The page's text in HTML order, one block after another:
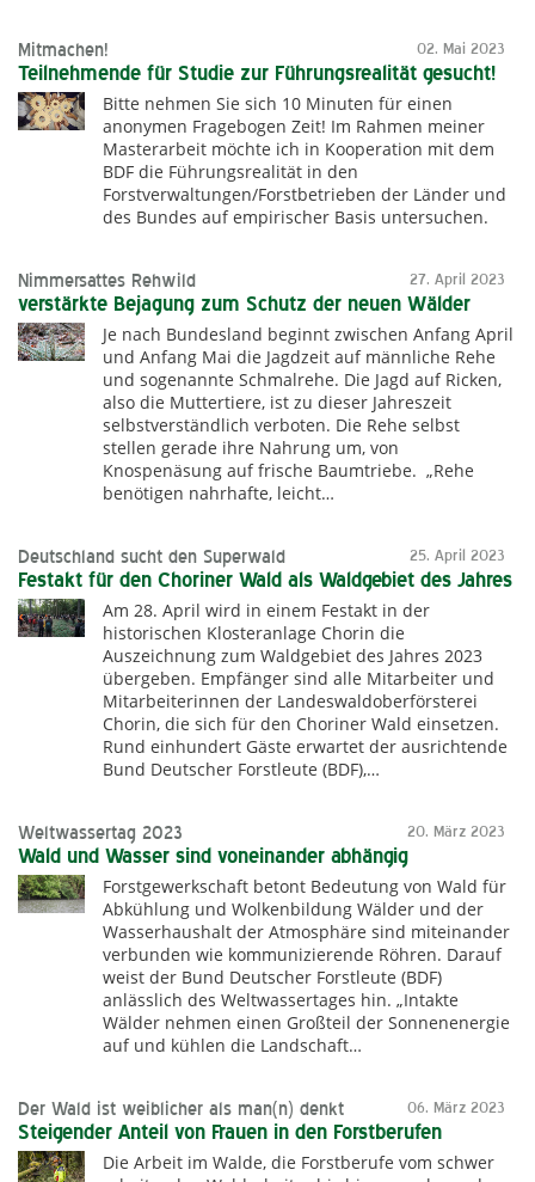
02. Mai 2023
Mitmachen!
Teilnehmende für Studie zur Führungsrealität gesucht!
Bitte nehmen Sie sich 10 Minuten für einen
anonymen Fragebogen Zeit! Im Rahmen meiner
Masterarbeit möchte ich in Kooperation mit dem
BDF die Führungsrealität in den
Forstverwaltungen/Forstbetrieben der Länder und
des Bundes auf empirischer Basis untersuchen.
27. April 2023
Nimmersattes Rehwild
verstärkte Bejagung zum Schutz der neuen Wälder
Je nach Bundesland beginnt zwischen Anfang April
und Anfang Mai die Jagdzeit auf männliche Rehe
und sogenannte Schmalrehe. Die Jagd auf Ricken,
also die Muttertiere, ist zu dieser Jahreszeit
selbstverständlich verboten. Die Rehe selbst
stellen gerade ihre Nahrung um, von
Knospenäsung auf frische Baumtriebe. „Rehe
benötigen nahrhafte, leicht…
25. April 2023
Deutschland sucht den Superwald
Festakt für den Choriner Wald als Waldgebiet des Jahres
Am 28. April wird in einem Festakt in der
historischen Klosteranlage Chorin die
Auszeichnung zum Waldgebiet des Jahres 2023
übergeben. Empfänger sind alle Mitarbeiter und
Mitarbeiterinnen der Landeswaldoberförsterei
Chorin, die sich für den Choriner Wald einsetzen.
Rund einhundert Gäste erwartet der ausrichtende
Bund Deutscher Forstleute (BDF),…
20. März 2023
Weltwassertag 2023
Wald und Wasser sind voneinander abhängig
Forstgewerkschaft betont Bedeutung von Wald für
Abkühlung und Wolkenbildung Wälder und der
Wasserhaushalt der Atmosphäre sind miteinander
verbunden wie kommunizierende Röhren. Darauf
weist der Bund Deutscher Forstleute (BDF)
anlässlich des Weltwassertages hin. „Intakte
Wälder nehmen einen Großteil der Sonnenenergie
auf und kühlen die Landschaft…
06. März 2023
Der Wald ist weiblicher als man(n) denkt
Steigender Anteil von Frauen in den Forstberufen
Die Arbeit im Walde, die Forstberufe vom schwer